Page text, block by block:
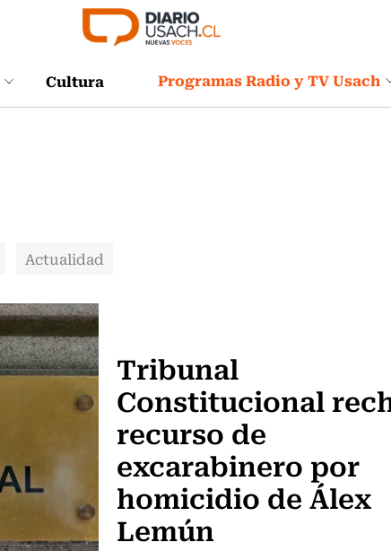
Cultura Programas Radio y TV Usach
Actualidad
Tribunal
Constitucional
recurso de
excarabinero por
homicidio de Álex
Lemún